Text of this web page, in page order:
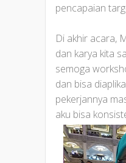
pencapaian
Di akhir acara,
dan karya kita
semoga
dan bisa
pekerjannya
aku bisa